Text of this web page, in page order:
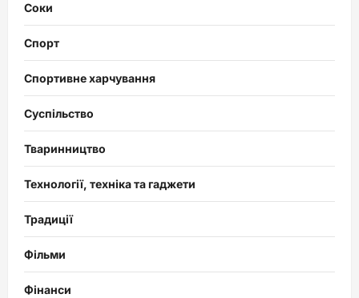
Соки
Спорт
Спортивне харчування
Суспільство
Тваринництво
Технології, техніка та гаджети
Традиції
Фільми
Фінанси